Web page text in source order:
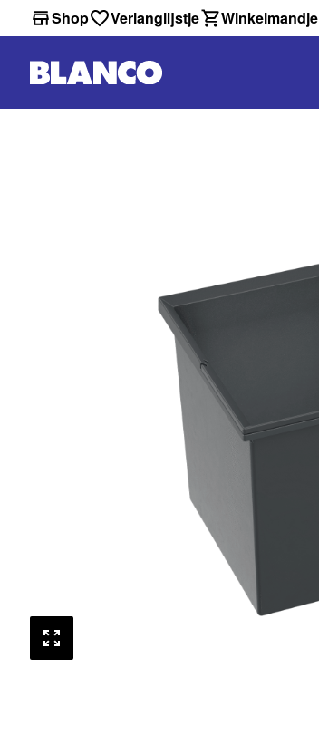
Shop Verlanglijstje Winkelmandje